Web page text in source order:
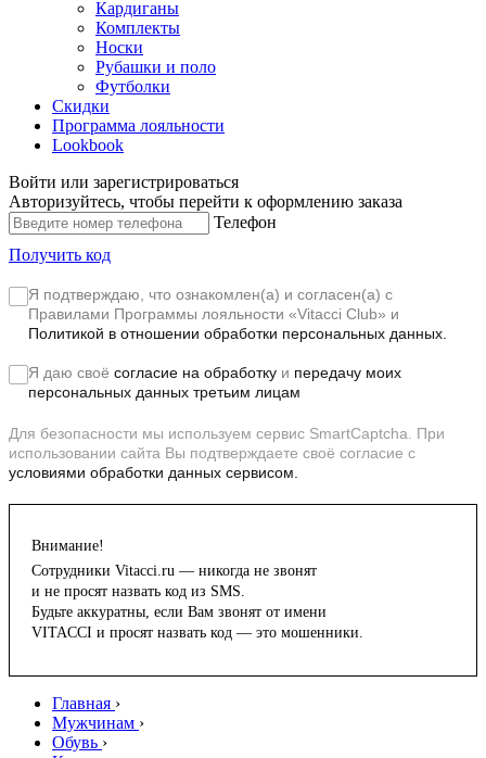
Кардиганы
Комплекты
Носки
Рубашки и поло
Футболки
Скидки
Программа лояльности
Lookbook
Войти или зарегистрироваться
Авторизуйтесь, чтобы перейти к оформлению заказа
Телефон
Получить код
Я подтверждаю, что ознакомлен(а) и согласен(а) с
Правилами Программы лояльности «Vitacci Club» и
Политикой в отношении обработки персональных данных.
Я даю своё согласие на обработку и передачу моих
персональных данных третьим лицам
Для безопасности мы используем сервис SmartCaptcha. При
использовании сайта Вы подтверждаете своё согласие с
условиями обработки данных сервисом.
Внимание!
Сотрудники Vitacci.ru — никогда не звонят
и не просят назвать код из SMS.
Будьте аккуратны, если Вам звонят от имени
VITACCI и просят назвать код — это мошенники.
Главная ›
Мужчинам ›
Обувь ›